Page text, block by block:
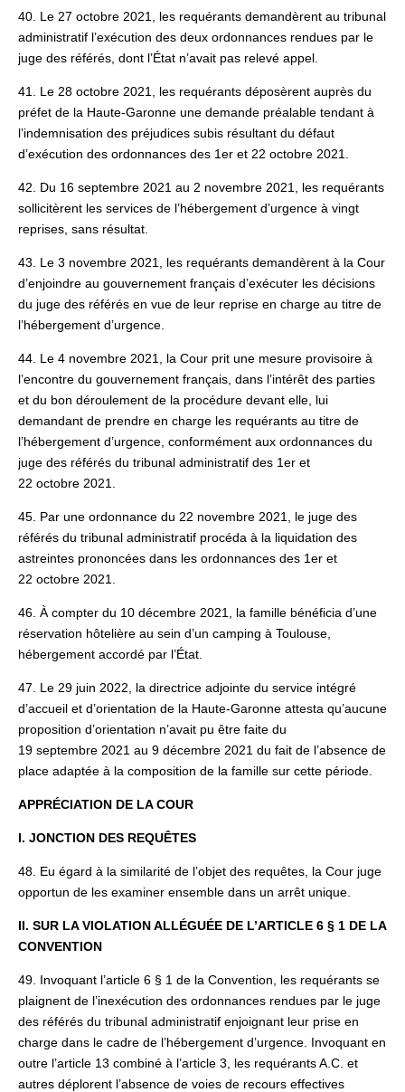
40. Le 27 octobre 2021, les requérants demandèrent au tribunal
administratif l’exécution des deux ordonnances rendues par le
juge des référés, dont l’État n’avait pas relevé appel.
41. Le 28 octobre 2021, les requérants déposèrent auprès du
préfet de la Haute-Garonne une demande préalable tendant à
l’indemnisation des préjudices subis résultant du défaut
d’exécution des ordonnances des 1er et 22 octobre 2021.
42. Du 16 septembre 2021 au 2 novembre 2021, les requérants
sollicitèrent les services de l’hébergement d’urgence à vingt
reprises, sans résultat.
43. Le 3 novembre 2021, les requérants demandèrent à la Cour
d’enjoindre au gouvernement français d’exécuter les décisions
du juge des référés en vue de leur reprise en charge au titre de
l’hébergement d’urgence.
44. Le 4 novembre 2021, la Cour prit une mesure provisoire à
l’encontre du gouvernement français, dans l’intérêt des parties
et du bon déroulement de la procédure devant elle, lui
demandant de prendre en charge les requérants au titre de
l’hébergement d’urgence, conformément aux ordonnances du
juge des référés du tribunal administratif des 1er et
22 octobre 2021.
45. Par une ordonnance du 22 novembre 2021, le juge des
référés du tribunal administratif procéda à la liquidation des
astreintes prononcées dans les ordonnances des 1er et
22 octobre 2021.
46. À compter du 10 décembre 2021, la famille bénéficia d’une
réservation hôtelière au sein d’un camping à Toulouse,
hébergement accordé par l’État.
47. Le 29 juin 2022, la directrice adjointe du service intégré
d’accueil et d’orientation de la Haute-Garonne attesta qu’aucune
proposition d’orientation n’avait pu être faite du
19 septembre 2021 au 9 décembre 2021 du fait de l’absence de
place adaptée à la composition de la famille sur cette période.
APPRÉCIATION DE LA COUR
I. JONCTION DES REQUÊTES
48. Eu égard à la similarité de l’objet des requêtes, la Cour juge
opportun de les examiner ensemble dans un arrêt unique.
II. SUR LA VIOLATION ALLÉGUÉE DE L’ARTICLE 6 § 1 DE LA
CONVENTION
49. Invoquant l’article 6 § 1 de la Convention, les requérants se
plaignent de l’inexécution des ordonnances rendues par le juge
des référés du tribunal administratif enjoignant leur prise en
charge dans le cadre de l’hébergement d’urgence. Invoquant en
outre l’article 13 combiné à l’article 3, les requérants A.C. et
autres déplorent l’absence de voies de recours effectives